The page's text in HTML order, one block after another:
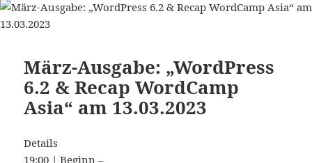
März-Ausgabe: „WordPress
6.2 & Recap WordCamp
Asia“ am 13.03.2023
Details
19:00 | Beginn –